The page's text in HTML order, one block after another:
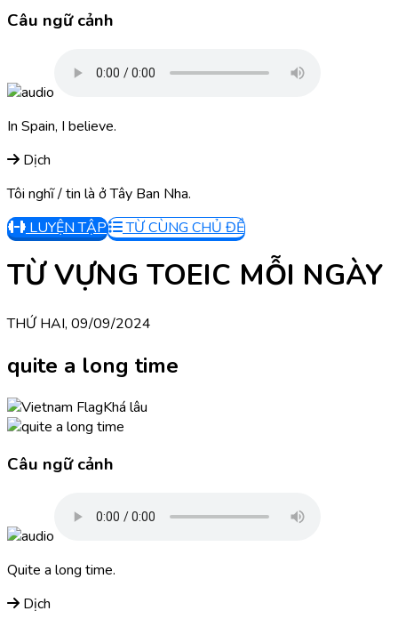
Câu ngữ cảnh
In Spain, I believe.
Dịch
Tôi nghĩ / tin là ở Tây Ban Nha.
LUYỆN TẬP
TỪ CÙNG CHỦ ĐỀ
TỪ VỰNG TOEIC MỖI NGÀY
THỨ HAI, 09/09/2024
quite a long time
Khá lâu
Câu ngữ cảnh
Quite a long time.
Dịch